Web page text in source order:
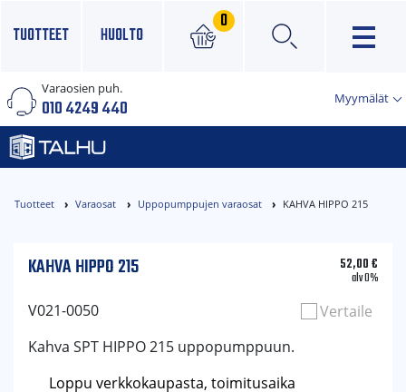
TUOTTEET HUOLTO
0
×
Varaosien puh.
010 4249 440 Myymälät
Tuotteet Varaosat Uppopumppujen varaosat KAHVA HIPPO 215
KAHVA HIPPO 215 52,00€
alv 0%
V021-0050
Vertaile
Kahva SPT HIPPO 215 uppopumppuun.
Loppu verkkokaupasta, toimitusaika